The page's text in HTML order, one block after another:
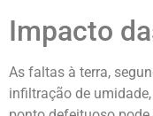
Impacto
As faltas à terra,
infiltração de